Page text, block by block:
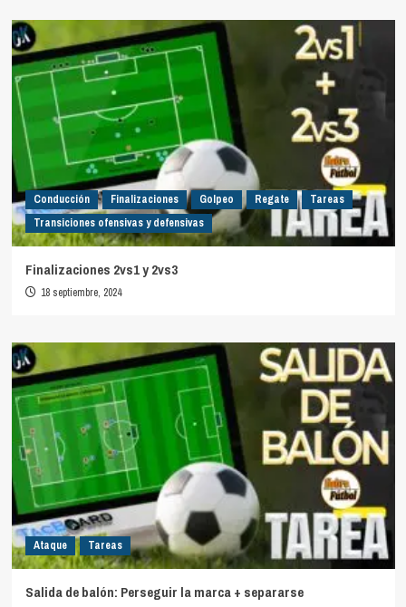
Conducción Finalizaciones Golpeo Regate
Tareas
Transiciones ofensivas y defensivas
Finalizaciones 2vs1 y 2vs3
18 septiembre, 2024
Ataque Tareas
Salida de balón: Perseguir la marca + separarse